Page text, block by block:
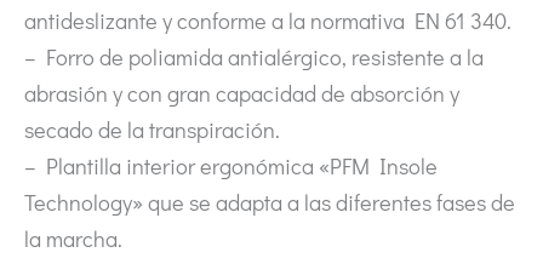
antideslizante y conforme a la normativa EN 61 340.
– Forro de poliamida antialérgico, resistente a la
abrasión y con gran capacidad de absorción y
secado de la transpiración.
– Plantilla interior ergonómica «PFM Insole
Technology» que se adapta a las diferentes fases de
la marcha.